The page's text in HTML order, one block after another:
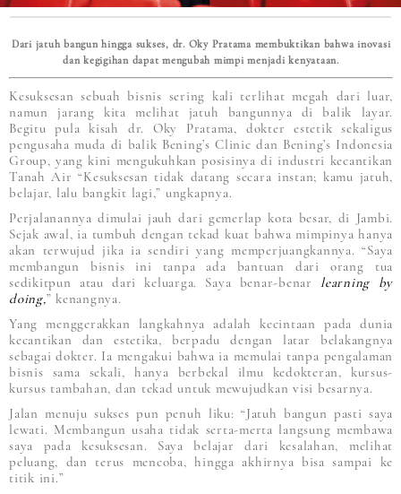
Dari jatuh bangun hingga sukses, dr. Oky Pratama membuktikan bahwa inovasi
dan kegigihan dapat mengubah mimpi menjadi kenyataan.
Kesuksesan sebuah bisnis sering kali terlihat megah dari luar,
namun jarang kita melihat jatuh bangunnya di balik layar.
Begitu pula kisah dr. Oky Pratama, dokter estetik sekaligus
pengusaha muda di balik Bening’s Clinic dan Bening’s Indonesia
Group, yang kini mengukuhkan posisinya di industri kecantikan
Tanah Air “Kesuksesan tidak datang secara instan; kamu jatuh,
belajar, lalu bangkit lagi,” ungkapnya.
Perjalanannya dimulai jauh dari gemerlap kota besar, di Jambi.
Sejak awal, ia tumbuh dengan tekad kuat bahwa mimpinya hanya
akan terwujud jika ia sendiri yang memperjuangkannya. “Saya
membangun bisnis ini tanpa ada bantuan dari orang tua
sedikitpun atau dari keluarga. Saya benar-benar learning by
doing,” kenangnya.
Yang menggerakkan langkahnya adalah kecintaan pada dunia
kecantikan dan estetika, berpadu dengan latar belakangnya
sebagai dokter. Ia mengakui bahwa ia memulai tanpa pengalaman
bisnis sama sekali, hanya berbekal ilmu kedokteran, kursus-
kursus tambahan, dan tekad untuk mewujudkan visi besarnya.
Jalan menuju sukses pun penuh liku: “Jatuh bangun pasti saya
lewati. Membangun usaha tidak serta-merta langsung membawa
saya pada kesuksesan. Saya belajar dari kesalahan, melihat
peluang, dan terus mencoba, hingga akhirnya bisa sampai ke
titik ini.”